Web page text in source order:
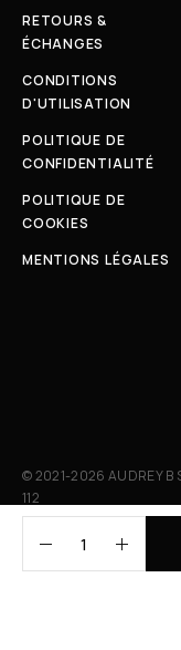
RETOURS &
ÉCHANGES
CONDITIONS
D'UTILISATION
POLITIQUE DE
CONFIDENTIALITÉ
POLITIQUE DE
COOKIES
MENTIONS LÉGALES
© 2021-2026 AUDREY B
112